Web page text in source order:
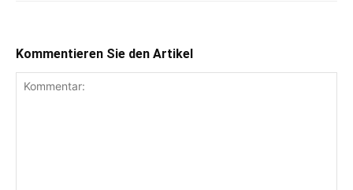
Kommentieren Sie den Artikel